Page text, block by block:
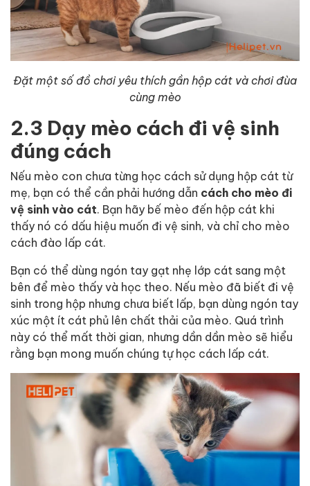
Đặt một số đồ chơi yêu thích gần hộp cát và chơi đùa
cùng mèo
2.3 Dạy mèo cách đi vệ sinh
đúng cách
Nếu mèo con chưa từng học cách sử dụng hộp cát từ
mẹ, bạn có thể cần phải hướng dẫn cách cho mèo đi
vệ sinh vào cát . Bạn hãy bế mèo đến hộp cát khi
thấy nó có dấu hiệu muốn đi vệ sinh, và chỉ cho mèo
cách đào lấp cát.
Bạn có thể dùng ngón tay gạt nhẹ lớp cát sang một
bên để mèo thấy và học theo. Nếu mèo đã biết đi vệ
sinh trong hộp nhưng chưa biết lấp, bạn dùng ngón tay
xúc một ít cát phủ lên chất thải của mèo. Quá trình
này có thể mất thời gian, nhưng dần dần mèo sẽ hiểu
rằng bạn mong muốn chúng tự học cách lấp cát.